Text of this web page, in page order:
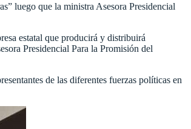
luego que la ministra Asesora Presidencial
estatal que producirá y distribuirá
Presidencial Para la Promisión del
de las diferentes fuerzas políticas en